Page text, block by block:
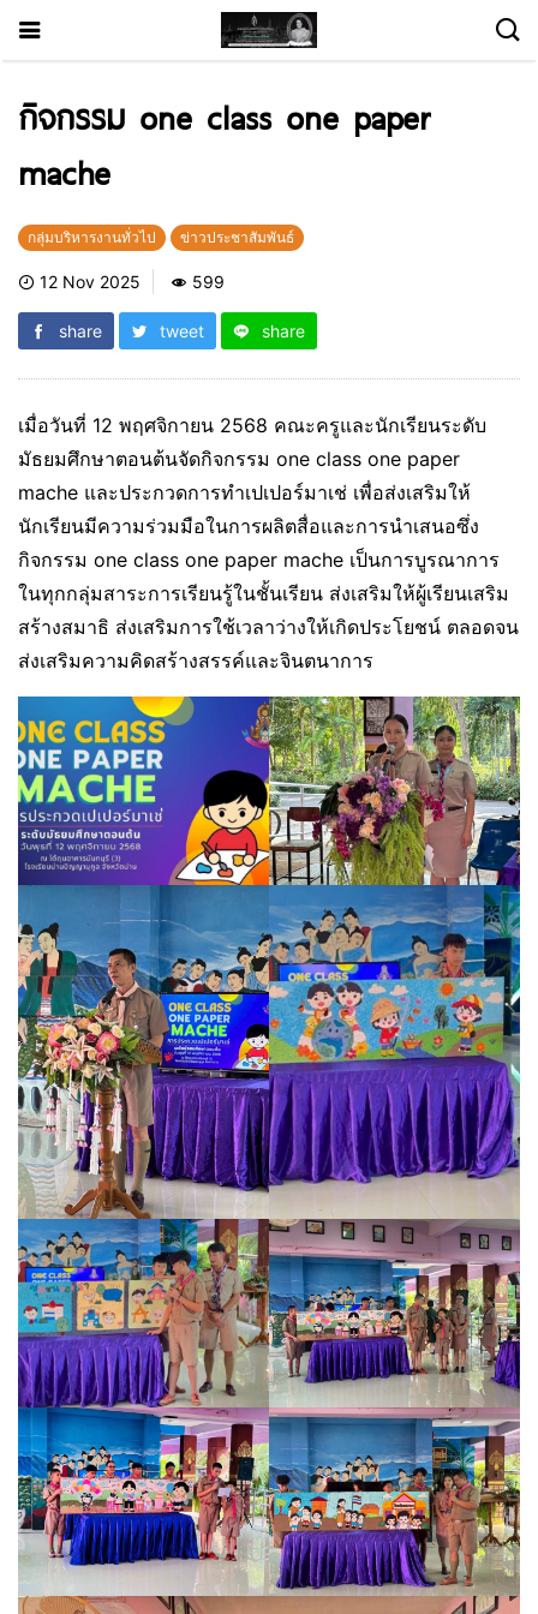
กิจกรรม one class one paper
mache
กลุ่มบริหารงานทั่วไป ข่าวประชาสัมพันธ์
12 Nov 2025 599
share tweet share
เมื่อวันที่ 12 พฤศจิกายน 2568 คณะครูและนักเรียนระดับ
มัธยมศึกษาตอนต้นจัดกิจกรรม one class one paper
mache และประกวดการทำเปเปอร์มาเช่ เพื่อส่งเสริมให้
นักเรียนมีความร่วมมือในการผลิตสื่อและการนำเสนอซึ่ง
กิจกรรม one class one paper mache เป็นการบูรณาการ
ในทุกกลุ่มสาระการเรียนรู้ในชั้นเรียน ส่งเสริมให้ผู้เรียนเสริม
สร้างสมาธิ ส่งเสริมการใช้เวลาว่างให้เกิดประโยชน์ ตลอดจน
ส่งเสริมความคิดสร้างสรรค์และจินตนาการ